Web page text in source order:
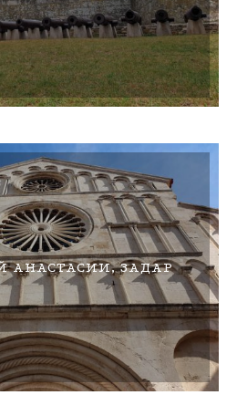
АНАСТАСИИ, ЗАДАР